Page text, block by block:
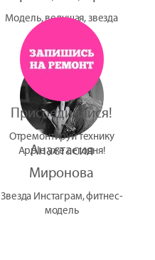
Модель, ведущая, звезда
Анастасия
Миронова
Звезда Инстаграм, фитнес-
модель
Присоединяйся!
Отремонтируй технику
Apple уже сегодня!